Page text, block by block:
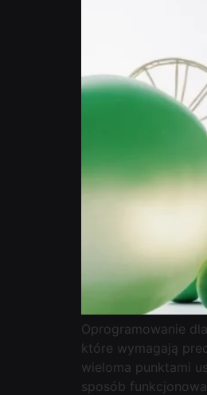
Oprogramowanie
które wymagają
wieloma punktami
sposób